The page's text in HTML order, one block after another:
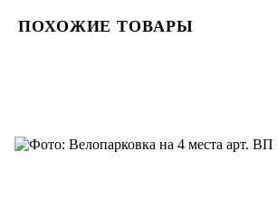
ПОХОЖИЕ ТОВАРЫ